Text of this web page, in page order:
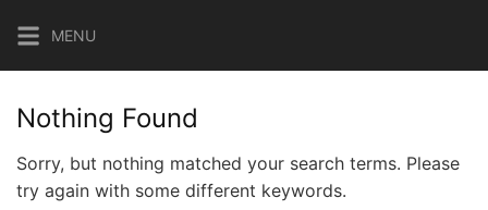
content
MENU
Nothing Found
Sorry, but nothing matched your search terms. Please
try again with some different keywords.